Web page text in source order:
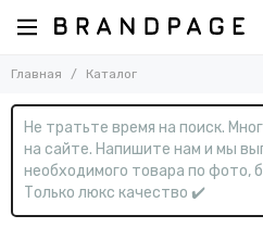
Главная Каталог
Не тратьте время на поиск.
на сайте. Напишите нам и мы
необходимого товара по фото,
Только люкс качество ✔️